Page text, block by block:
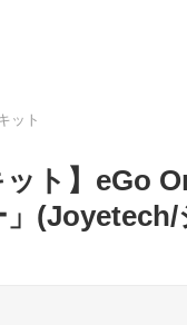
ット
ット】eGo